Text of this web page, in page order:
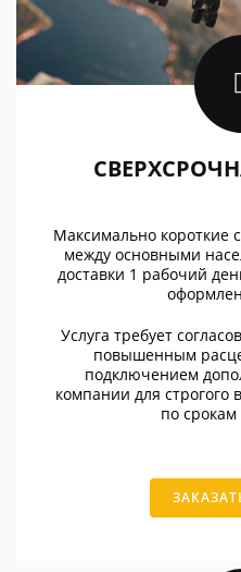
Максимально короткие
между основными
доставки 1 рабочий
Услуга требует
повышенным
подключением
компании для строгого
по срокам